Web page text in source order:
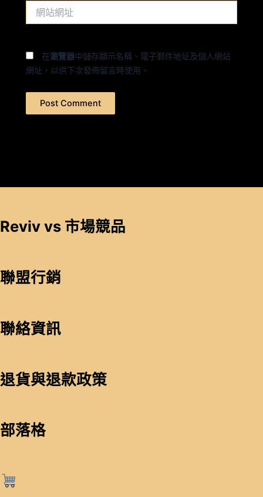
在瀏覽器中儲存顯示名稱、電子郵件地址及個人網站
網址，以供下次發佈留言時使用。
Reviv vs 市場競品
聯盟行銷
聯絡資訊
退貨與退款政策
部落格